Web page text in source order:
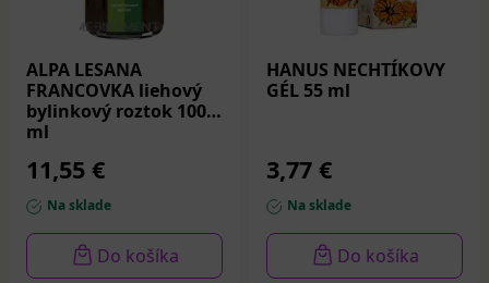
ALPA LESANA
FRANCOVKA liehový
bylinkový roztok 1000
ml
11,55 €
Na sklade
Do košíka
HANUS NECHTÍKOVY
GÉL 55 ml
3,77 €
Na sklade
Do košíka